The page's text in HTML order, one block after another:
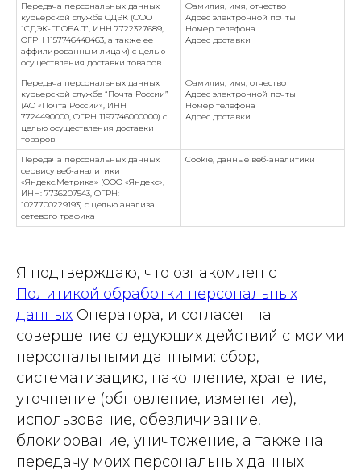
Передача персональных данных
курьерской службе СДЭК (ООО
“СДЭК-ГЛОБАЛ”, ИНН 7722327689,
ОГРН 1157746448463, а также ее
аффилированным лицам) с целью
осуществления доставки товаров
Фамилия, имя, отчество
Адрес электронной почты
Номер телефона
Адрес доставки
Передача персональных данных
курьерской службе “Почта России”
(АО «Почта России», ИНН
7724490000, ОГРН 1197746000000) с
целью осуществления доставки
товаров
Фамилия, имя, отчество
Адрес электронной почты
Номер телефона
Адрес доставки
Передача персональных данных
сервису веб-аналитики
«Яндекс.Метрика» (ООО «Яндекс»,
ИНН: 7736207543, ОГРН:
1027700229193) с целью анализа
сетевого трафика
Сookie, данные веб-аналитики
Я подтверждаю, что ознакомлен с
Политикой обработки персональных
данных Оператора, и согласен на
совершение следующих действий с моими
персональными данными: сбор,
систематизацию, накопление, хранение,
уточнение (обновление, изменение),
использование, обезличивание,
блокирование, уничтожение, а также на
передачу моих персональных данных